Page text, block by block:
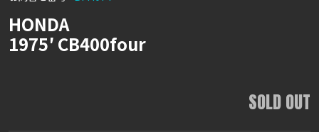
HONDA
1975′ CB400four
SOLD OUT